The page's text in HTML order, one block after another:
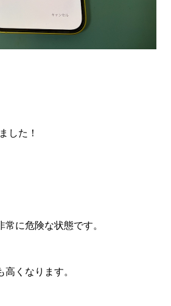
した！
に危険な状態です。
くなります。